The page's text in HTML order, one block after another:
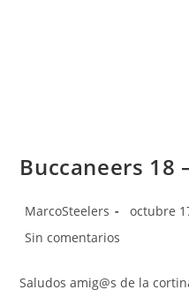
Buccaneers 18
MarcoSteelers octubre
Sin comentarios
Saludos amig@s de la